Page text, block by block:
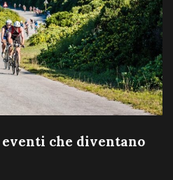
che diventano